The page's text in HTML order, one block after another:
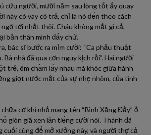
cứu người, mười năm sau lòng tốt ấy quay
này có vay có trả, chỉ là nó đến theo cách
tới nhất thôi. Cháu không mất gì cả,
bản thân mình đấy chứ.
bác sĩ bước ra mỉm cười: “Ca phẫu thuật
nhà đã qua cơn nguy kịch rồi”. Hai người
trẻ, ôm chầm lấy nhau mà khóc giữa hành
giọt nước mắt của sự nhẹ nhõm, của tình
cơ khí nhỏ mang tên “Bình Xăng Đầy” ở
giòn giã xen lẫn tiếng cười nói. Thành đã
cuối cùng để mở xưởng này, và người thợ cả